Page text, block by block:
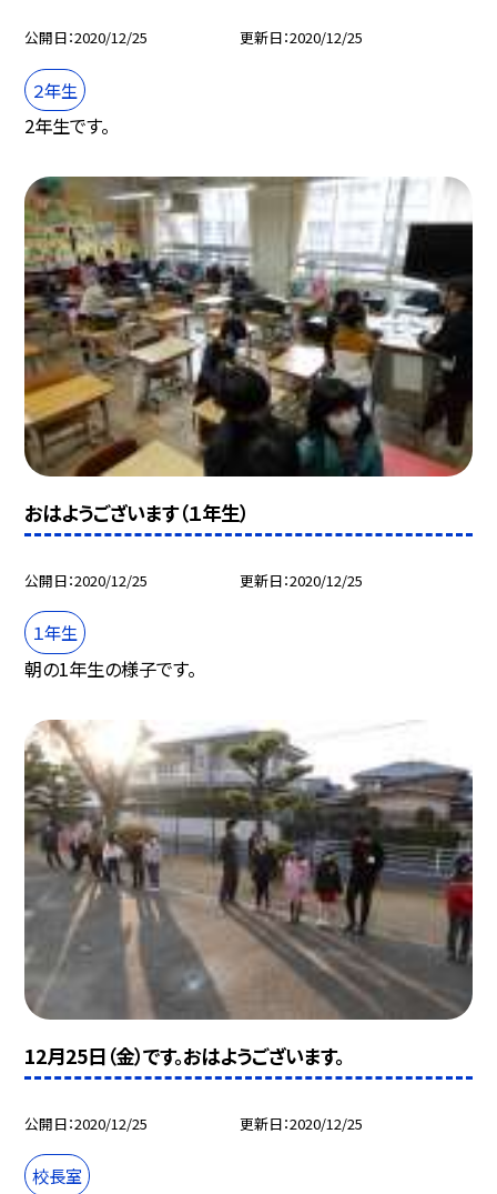
公開日 2020/12/25 更新日 2020/12/25
２年生
2年生です。
おはようございます（１年生）
公開日 2020/12/25 更新日 2020/12/25
１年生
朝の1年生の様子です。
12月25日（金）です。おはようございます。
公開日 2020/12/25 更新日 2020/12/25
校長室